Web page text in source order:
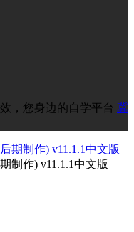
，您身边的自学平台 冀
制作) v11.1.1中文版